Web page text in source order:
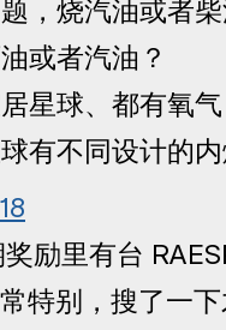
，烧汽油或者
或者汽油？
星球、都有氧
有不同设计的
励里有台
特别，搜了一